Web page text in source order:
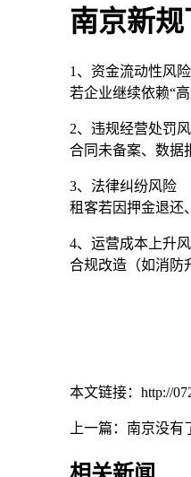
南京新
1、资金流动性风险‌
若企业继续依赖“
2‌、违规经营处罚
合同未备案、数据
‌3、法律纠纷风险‌
租客若因押金退还
4‌、运营成本上升
合规改造（如消防
本文链接：http://
上一篇：南京没有